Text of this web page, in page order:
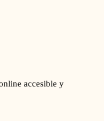
accesible y